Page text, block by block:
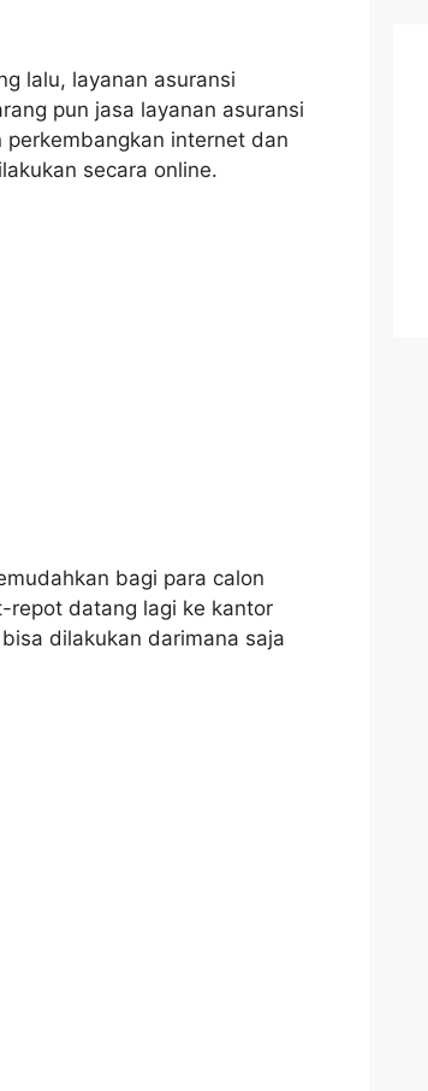
lalu, layanan asuransi
pun jasa layanan asuransi
internet dan
secara online.
bagi para calon
repot datang lagi ke kantor
dilakukan darimana saja